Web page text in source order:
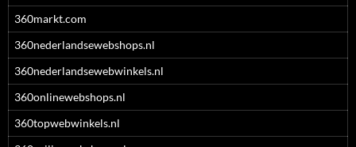
360markt.com
360nederlandsewebshops.nl
360nederlandsewebwinkels.nl
360onlinewebshops.nl
360topwebwinkels.nl